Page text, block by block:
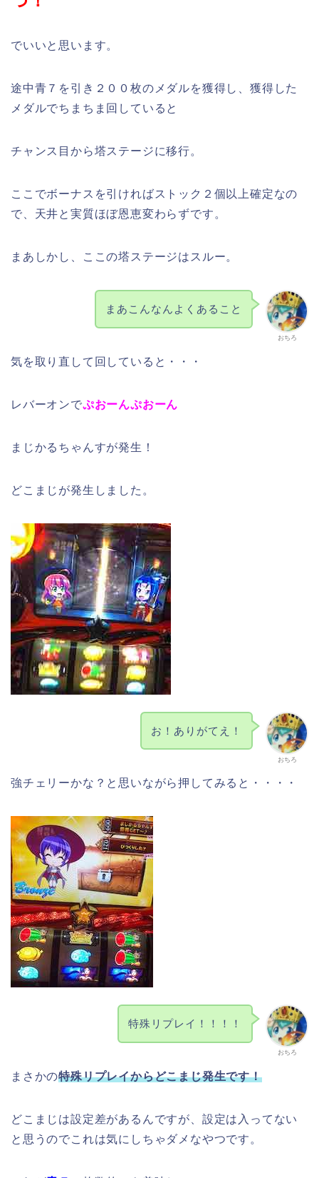
でいいと思います。
途中青７を引き２００枚のメダルを獲得し、獲得した
メダルでちまちま回していると
チャンス目から塔ステージに移行。
ここでボーナスを引ければストック２個以上確定なの
で、天井と実質ほぼ恩恵変わらずです。
まあしかし、ここの塔ステージはスルー。
おちろ
まあこんなんよくあること
気を取り直して回していると・・・
レバーオンでぷおーんぷおーん
まじかるちゃんすが発生！
どこまじが発生しました。
おちろ
お！ありがてえ！
強チェリーかな？と思いながら押してみると・・・・
おちろ
特殊リプレイ！！！！
まさかの特殊リプレイからどこまじ発生です！
どこまじは設定差があるんですが、設定は入ってない
と思うのでこれは気にしちゃダメなやつです。